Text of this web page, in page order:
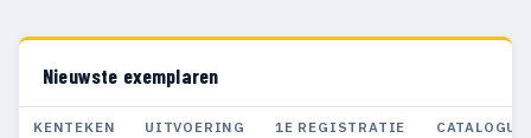
Nieuwste exemplaren
KENTEKEN UITVOERING 1E REGISTRATIE